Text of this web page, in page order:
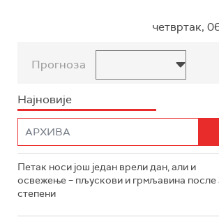
четвртак,
Прогноза
Најновије
Петак носи још један врели дан, али и
освежење – пљускови и грмљавина после
степени